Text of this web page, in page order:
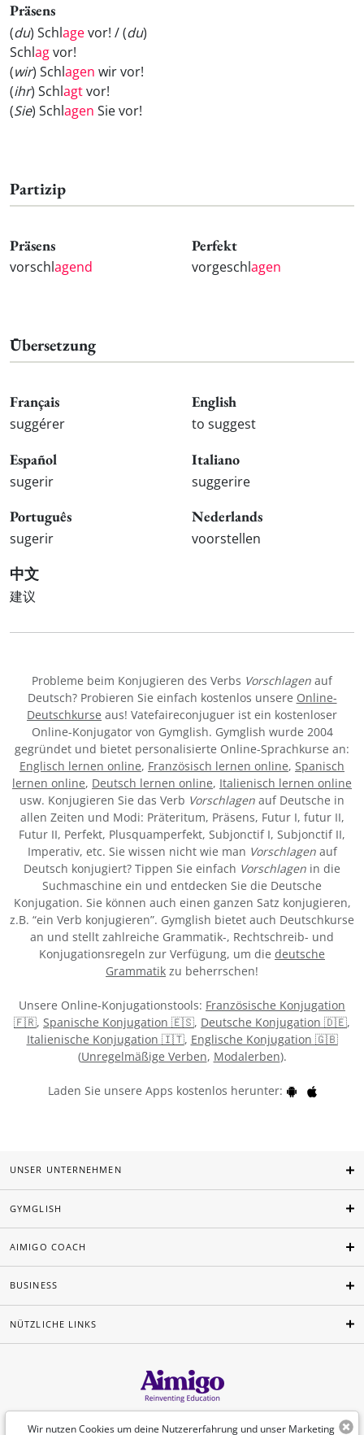
Präsens
(du) Schlagevor! / (du)
Schlagvor!
(wir) Schlagen wir vor!
(ihr) Schlagtvor!
(Sie) Schlagen Sie vor!
Partizip
Präsens
vorschlagend
Perfekt
vorgeschlagen
Übersetzung
Français
suggérer
English
to suggest
Español
sugerir
Italiano
suggerire
Português
sugerir
Nederlands
voorstellen
中文
建议
Probleme beim Konjugieren des Verbs Vorschlagen auf
Deutsch? Probieren Sie einfach kostenlos unsere Online-
Deutschkurse aus! Vatefaireconjuguer ist ein kostenloser
Online-Konjugator von Gymglish. Gymglish wurde 2004
gegründet und bietet personalisierte Online-Sprachkurse an:
Englisch lernen online, Französisch lernen online, Spanisch
lernen online, Deutsch lernen online, Italienisch lernen online
usw. Konjugieren Sie das Verb Vorschlagen auf Deutsche in
allen Zeiten und Modi: Präteritum, Präsens, Futur I, futur II,
Futur II, Perfekt, Plusquamperfekt, Subjonctif I, Subjonctif II,
Imperativ, etc. Sie wissen nicht wie man Vorschlagenauf
Deutsch konjugiert? Tippen Sie einfach Vorschlagen in die
Suchmaschine ein und entdecken Sie die Deutsche
Konjugation. Sie können auch einen ganzen Satz konjugieren,
z.B. “ein Verb konjugieren”. Gymglish bietet auch Deutschkurse
an und stellt zahlreiche Grammatik-, Rechtschreib- und
Konjugationsregeln zur Verfügung, um die deutsche
Grammatik zu beherrschen!
Unsere Online-Konjugationstools: Französische Konjugation
🇫🇷, Spanische Konjugation 🇪🇸, Deutsche Konjugation 🇩🇪,
Italienische Konjugation 🇮🇹, Englische Konjugation 🇬🇧
(Unregelmäßige Verben, Modalerben).
Laden Sie unsere Apps kostenlos herunter:
Wir nutzen Cookies um deine Nutzererfahrung und unser Marketing
UNSER UNTERNEHMEN
GYMGLISH
AIMIGO COACH
BUSINESS
NÜTZLICHE LINKS
Deutsch